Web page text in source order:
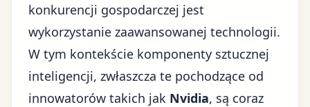
konkurencji gospodarczej jest
wykorzystanie zaawansowanej technologii.
W tym kontekście komponenty sztucznej
inteligencji, zwłaszcza te pochodzące od
innowatorów takich jak Nvidia, są coraz